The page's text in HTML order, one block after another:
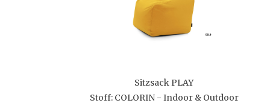
Sitzsack PLAY
Stoff: COLORIN - Indoor & Outdoor